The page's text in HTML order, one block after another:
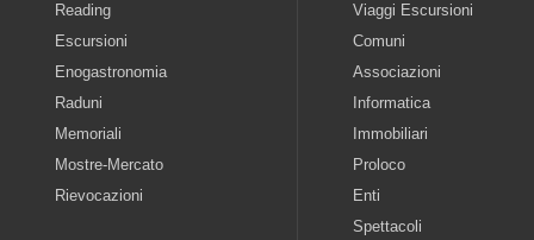
Reading
Escursioni
Enogastronomia
Raduni
Memoriali
Mostre-Mercato
Rievocazioni
Viaggi Escursioni
Comuni
Associazioni
Informatica
Immobiliari
Proloco
Enti
Spettacoli